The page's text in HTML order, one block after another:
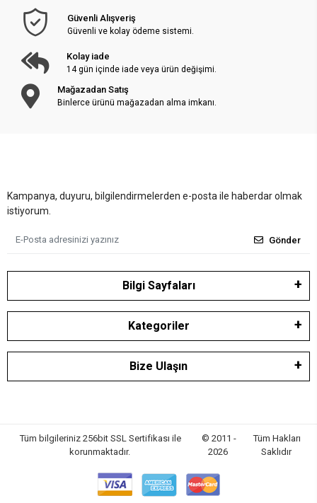
Güvenli Alışveriş
Güvenli ve kolay ödeme sistemi.
Kolay iade
14 gün içinde iade veya ürün değişimi.
Mağazadan Satış
Binlerce ürünü mağazadan alma imkanı.
Kampanya, duyuru, bilgilendirmelerden e-posta ile haberdar olmak
istiyorum.
Gönder
Bilgi Sayfaları
Kategoriler
Bize Ulaşın
Tüm bilgileriniz 256bit SSL Sertifikası ile
korunmaktadır.
© 2011 -
2026
Tüm Hakları
Saklıdır